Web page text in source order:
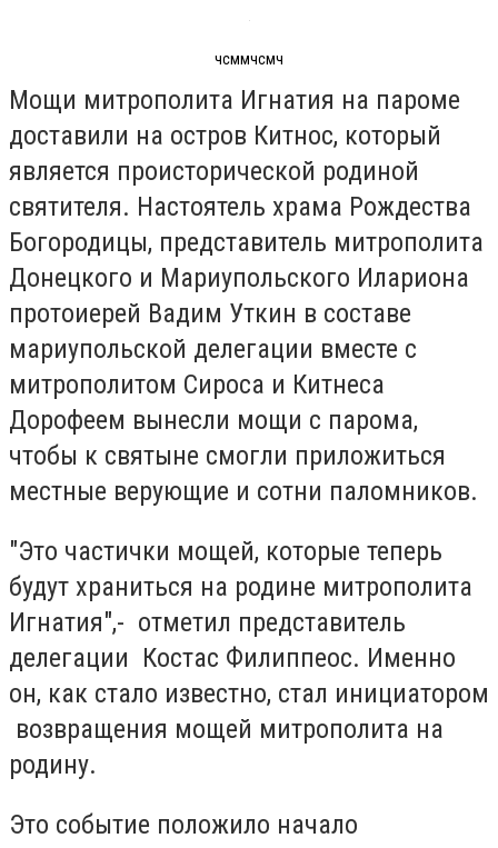
чсммчсмч
Мощи митрополита Игнатия на пароме
доставили на остров Китнос, который
является происторической родиной
святителя. Настоятель храма Рождества
Богородицы, представитель митрополита
Донецкого и Мариупольского Илариона
протоиерей Вадим Уткин в составе
мариупольской делегации вместе с
митрополитом Сироса и Китнеса
Дорофеем вынесли мощи с парома,
чтобы к святыне смогли приложиться
местные верующие и сотни паломников.
"Это частички мощей, которые теперь
будут храниться на родине митрополита
Игнатия",- отметил представитель
делегации Костас Филиппеос. Именно
он, как стало известно, стал инициатором
возвращения мощей митрополита на
родину.
Это событие положило начало